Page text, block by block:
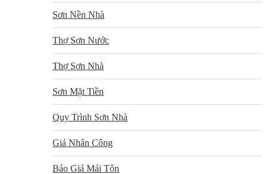
Sơn Nền Nhà
Thợ Sơn Nước
Thợ Sơn Nhà
Sơn Mặt Tiền
Quy Trình Sơn Nhà
Giá Nhân Công
Báo Giá Mái Tôn